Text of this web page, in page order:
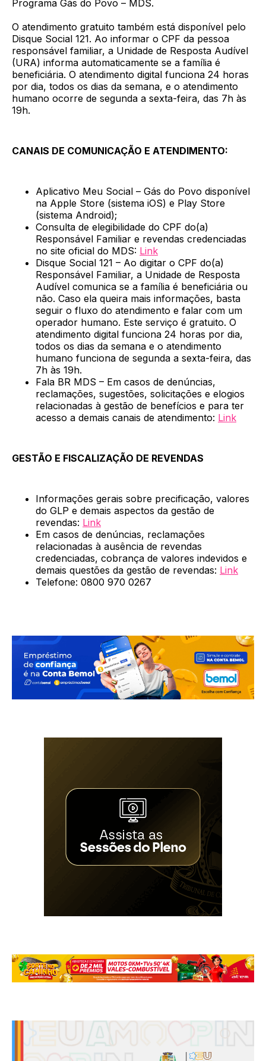
Programa Gás do Povo – MDS.
O atendimento gratuito também está disponível pelo
Disque Social 121. Ao informar o CPF da pessoa
responsável familiar, a Unidade de Resposta Audível
(URA) informa automaticamente se a família é
beneficiária. O atendimento digital funciona 24 horas
por dia, todos os dias da semana, e o atendimento
humano ocorre de segunda a sexta-feira, das 7h às
19h.
CANAIS DE COMUNICAÇÃO E ATENDIMENTO:
Aplicativo Meu Social – Gás do Povo disponível
na Apple Store (sistema iOS) e Play Store
(sistema Android);
Consulta de elegibilidade do CPF do(a)
Responsável Familiar e revendas credenciadas
no site oficial do MDS: Link
Disque Social 121 – Ao digitar o CPF do(a)
Responsável Familiar, a Unidade de Resposta
Audível comunica se a família é beneficiária ou
não. Caso ela queira mais informações, basta
seguir o fluxo do atendimento e falar com um
operador humano. Este serviço é gratuito. O
atendimento digital funciona 24 horas por dia,
todos os dias da semana e o atendimento
humano funciona de segunda a sexta-feira, das
7h às 19h.
Fala BR MDS – Em casos de denúncias,
reclamações, sugestões, solicitações e elogios
relacionadas à gestão de benefícios e para ter
acesso a demais canais de atendimento: Link
GESTÃO E FISCALIZAÇÃO DE REVENDAS
Informações gerais sobre precificação, valores
do GLP e demais aspectos da gestão de
revendas: Link
Em casos de denúncias, reclamações
relacionadas à ausência de revendas
credenciadas, cobrança de valores indevidos e
demais questões da gestão de revendas: Link
Telefone: 0800 970 0267